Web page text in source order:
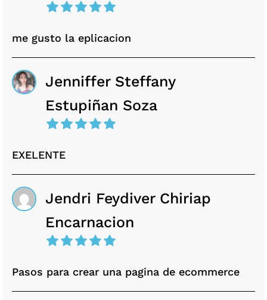
me gusto la eplicacion
Jenniffer Steffany
Estupiñan Soza
EXELENTE
Jendri Feydiver Chiriap
Encarnacion
Pasos para crear una pagina de ecommerce